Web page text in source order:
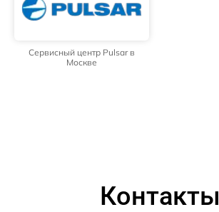
Сервисный центр Pulsar в
Москве
Контакты